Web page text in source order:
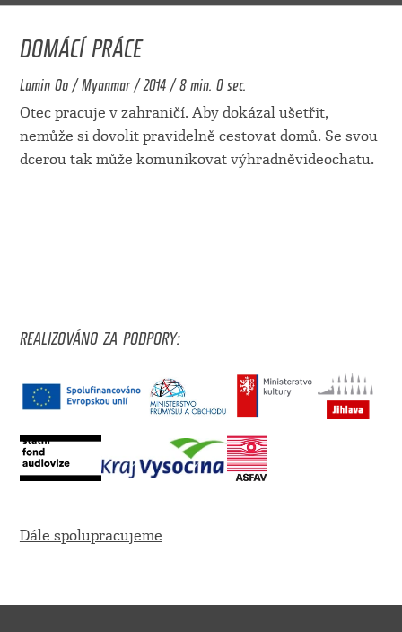
DOMÁCÍ PRÁCE
Lamin Oo / Myanmar / 2014 / 8 min. 0 sec.
Otec pracuje v zahraničí. Aby dokázal ušetřit,
nemůže si dovolit pravidelně cestovat domů. Se svou
dcerou tak může komunikovat výhradněvideochatu.
REALIZOVÁNO ZA PODPORY:
Dále spolupracujeme